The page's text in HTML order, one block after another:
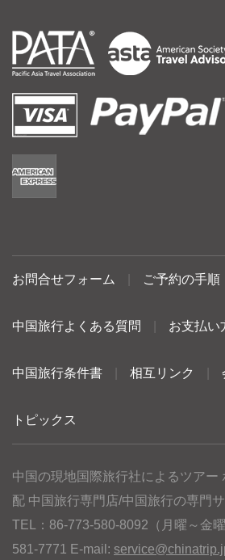
お問合せフォーム ご予約の手順
中国旅行よくある質問 お支払い
中国旅行条件書 相互リンク
トピックス
中国の現地国際旅行社によるツアー
配 中国旅行専門店/中国旅行の専門サ
TEL：86-773-580-8092（月曜～金
581-7771 E-mail: